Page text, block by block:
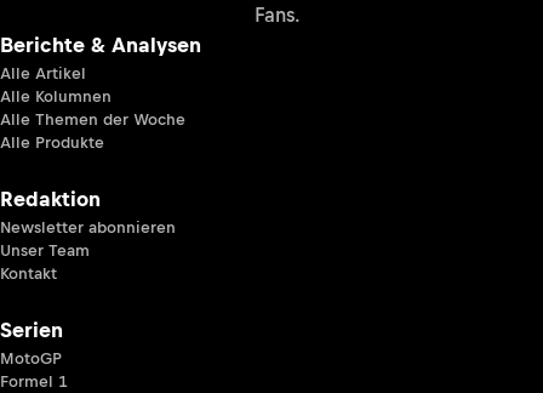
Fans.
Berichte & Analysen
Alle Artikel
Alle Kolumnen
Alle Themen der Woche
Alle Produkte
Redaktion
Newsletter abonnieren
Unser Team
Kontakt
Serien
MotoGP
Formel 1